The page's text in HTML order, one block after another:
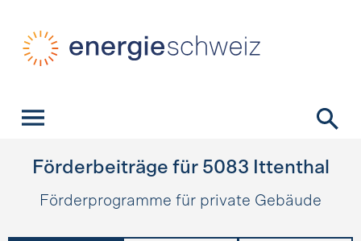
Förderbeiträge für 5083 Ittenthal
Förderprogramme für private Gebäude